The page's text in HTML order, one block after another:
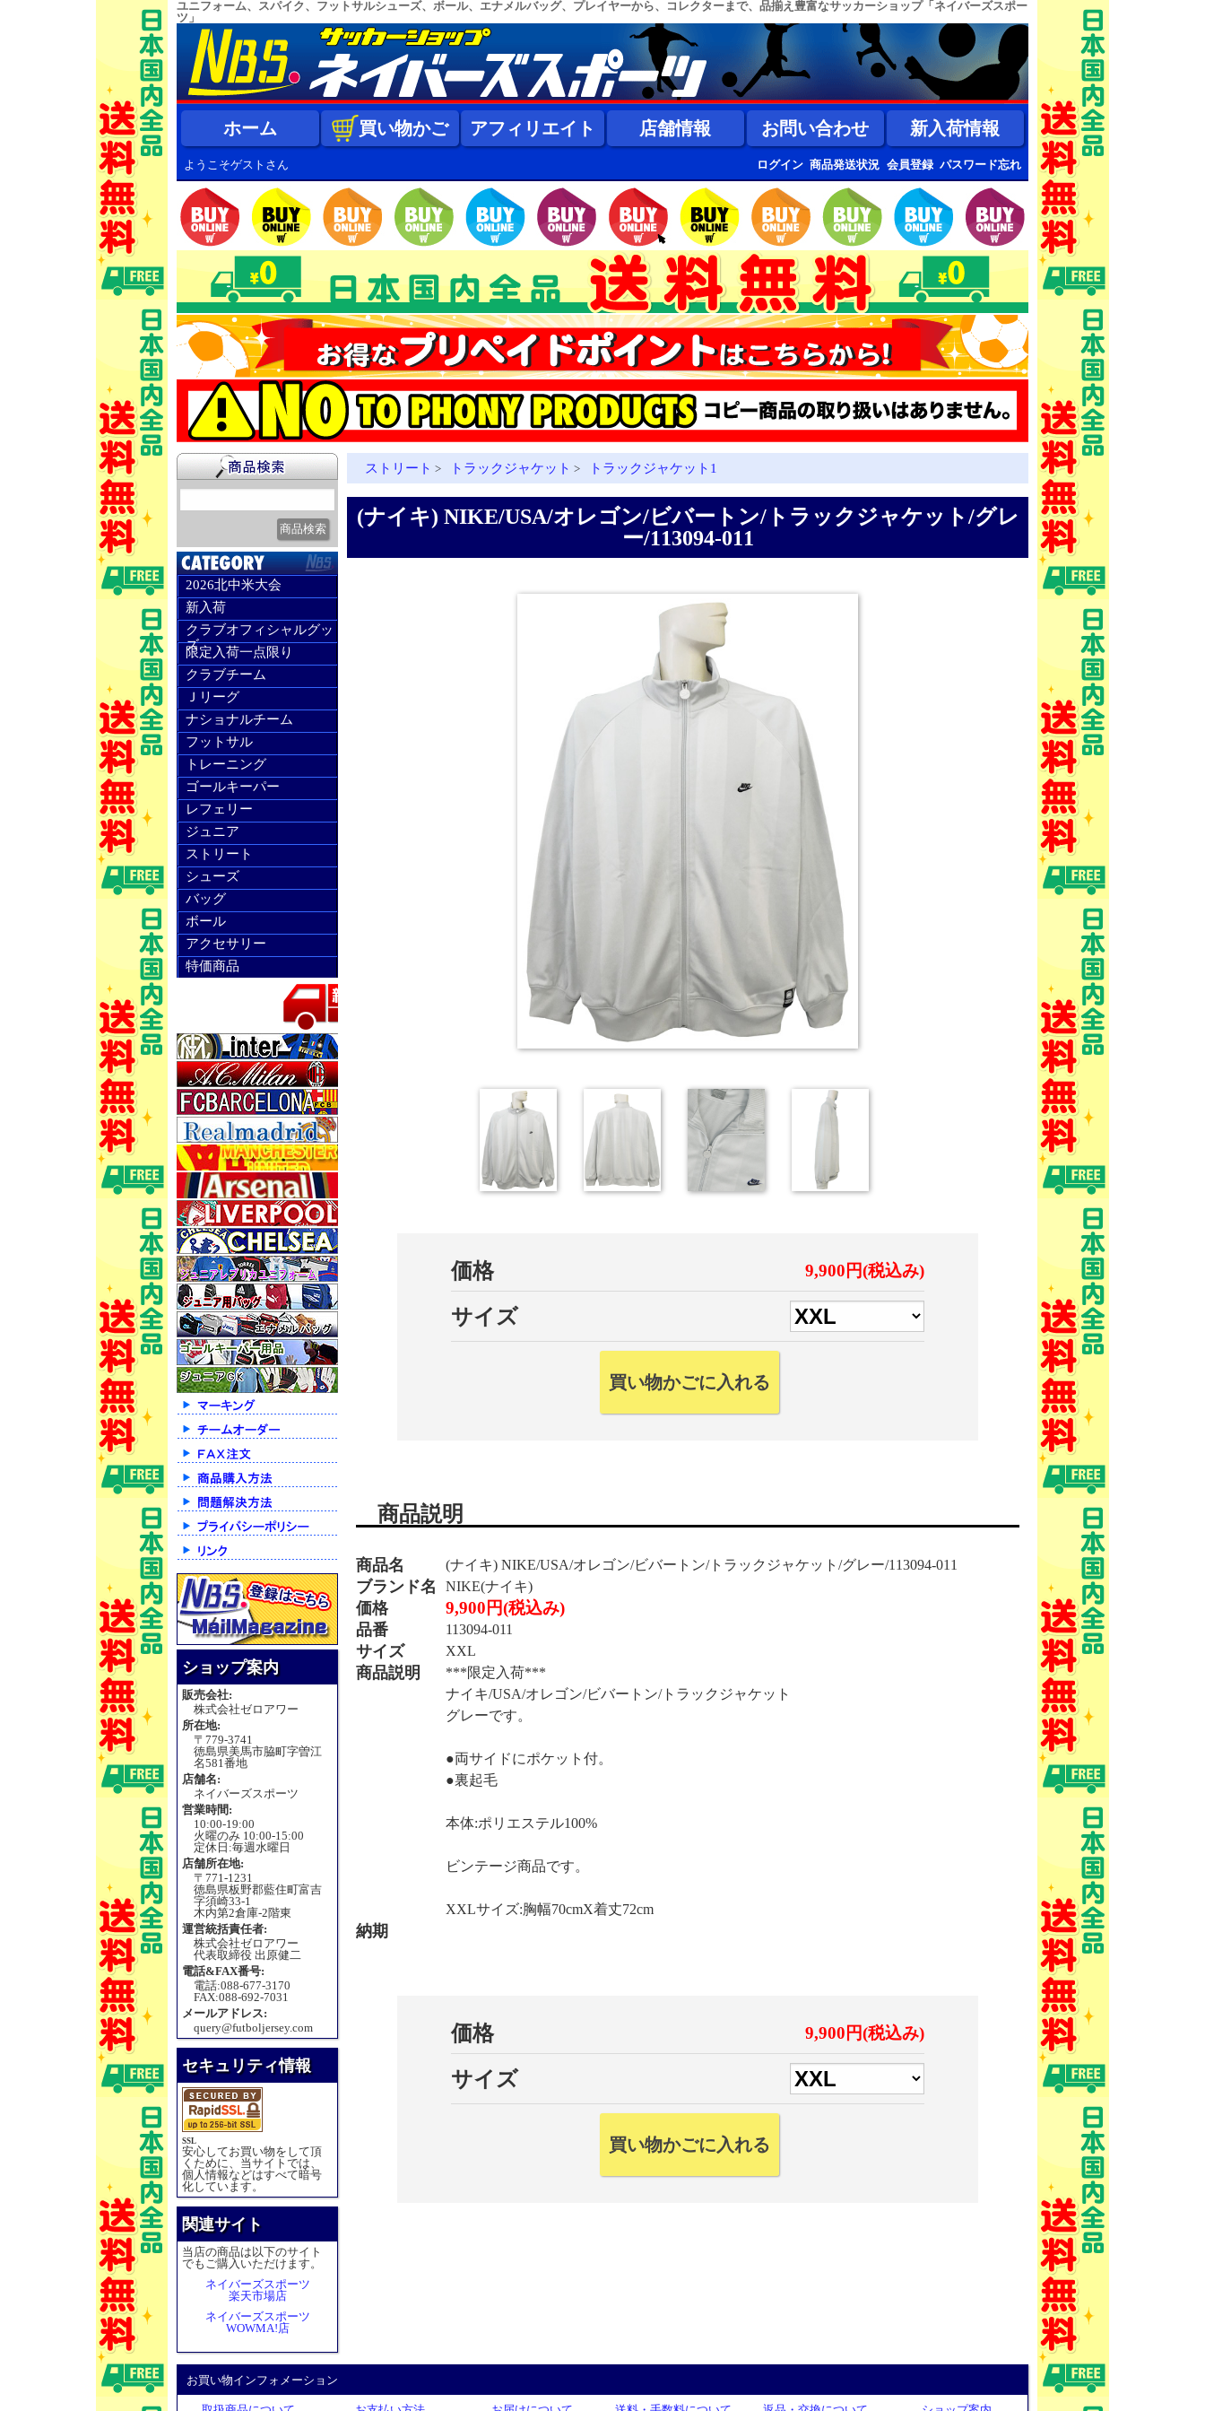
ユニフォーム、スパイク、フットサルシューズ、ボール、エナメルバッグ、プレイヤーから、コレクターまで、品揃え豊富なサッカーショップ「ネイバーズスポー
ツ」
ホーム 買い物かご アフィリエイト 店舗情報 お問い合わせ 新入荷情報
ようこそゲストさん ログイン 商品発送状況 会員登録 パスワード忘れ
2026北中米大会
新入荷
クラブオフィシャルグッ
ズ
限定入荷一点限り
クラブチーム
Ｊリーグ
ナショナルチーム
フットサル
トレーニング
ゴールキーパー
レフェリー
ジュニア
ストリート
シューズ
バッグ
ボール
アクセサリー
特価商品
ショップ案内
販売会社:
株式会社ゼロアワー
所在地:
〒779-3741
徳島県美馬市脇町字曽江
名581番地
店舗名:
ネイバーズスポーツ
営業時間:
10:00-19:00
火曜のみ 10:00-15:00
定休日:毎週水曜日
店舗所在地:
〒771-1231
徳島県板野郡藍住町富吉
字須崎33-1
木内第2倉庫-2階東
運営統括責任者:
株式会社ゼロアワー
代表取締役 出原健二
電話&FAX番号:
電話:088-677-3170
FAX:088-692-7031
メールアドレス:
query@futboljersey.com
セキュリティ情報
SSL
安心してお買い物をして頂
くために、当サイトでは、
個人情報などはすべて暗号
化しています。
関連サイト
当店の商品は以下のサイト
でもご購入いただけます。
ネイバーズスポーツ
楽天市場店
ネイバーズスポーツ
WOWMA!店
ストリート > トラックジャケット > トラックジャケット1
(ナイキ) NIKE/USA/オレゴン/ビバートン/トラックジャケット/グレ
ー/113094-011
価格 9,900円(税込み)
サイズ
商品説明
商品名 (ナイキ) NIKE/USA/オレゴン/ビバートン/トラックジャケット/グレー/113094-011
ブランド名 NIKE(ナイキ)
価格 9,900円(税込み)
品番 113094-011
サイズ XXL
商品説明
***限定入荷***
ナイキ/USA/オレゴン/ビバートン/トラックジャケット
グレーです。
●両サイドにポケット付。
●裏起毛
本体:ポリエステル100%
ビンテージ商品です。
XXLサイズ:胸幅70cmX着丈72cm
納期
価格 9,900円(税込み)
サイズ
お買い物インフォメーション